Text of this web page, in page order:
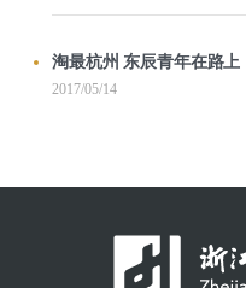
淘最杭州 东辰青年在路上
2017/05/14